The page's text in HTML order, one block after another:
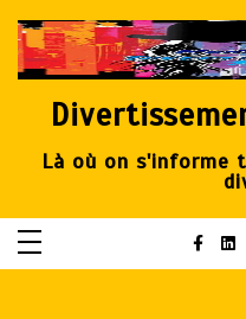
contenu
Là où on s'informe